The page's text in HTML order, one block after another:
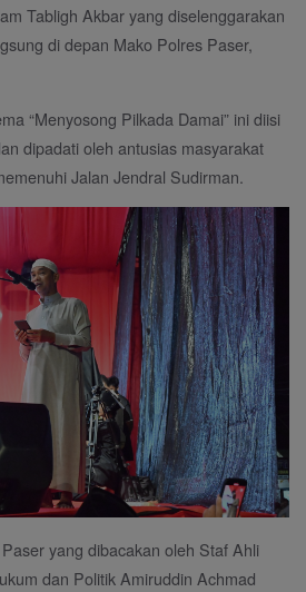
Tabligh Akbar yang diselenggarakan
di depan Mako Polres Paser,
“Menyosong Pilkada Damai” ini diisi
dipadati oleh antusias masyarakat
Jalan Jendral Sudirman.
yang dibacakan oleh Staf Ahli
dan Politik Amiruddin Achmad